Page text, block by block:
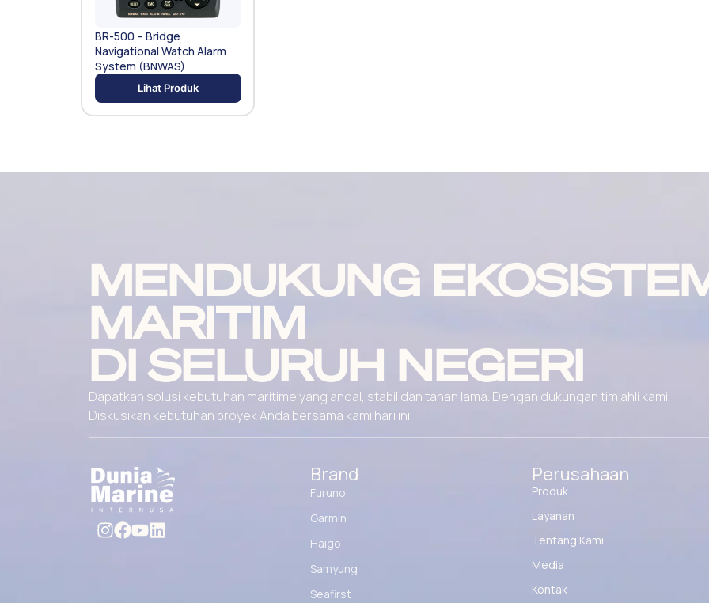
BR-500 – Bridge
Navigational Watch Alarm
System (BNWAS)
Lihat Produk
MENDUKUNG
MARITIM
DI SELURUH NEGERI
Dapatkan solusi kebutuhan maritime yang andal, stabil dan tahan lama. Dengan dukungan tim ahli kami
Diskusikan kebutuhan proyek Anda bersama kami hari ini.
Brand
Furuno
Garmin
Haigo
Samyung
Seafirst
Perusahaan
Produk
Layanan
Tentang Kami
Media
Kontak